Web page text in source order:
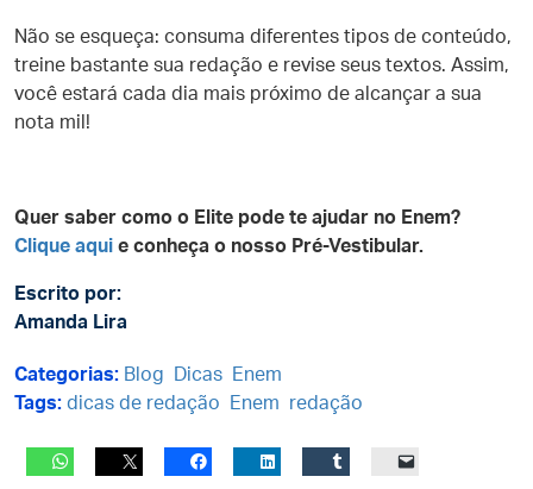
Não se esqueça: consuma diferentes tipos de conteúdo,
treine bastante sua redação e revise seus textos. Assim,
você estará cada dia mais próximo de alcançar a sua
nota mil!
Quer saber como o Elite pode te ajudar no Enem?
Clique aqui e conheça o nosso Pré-Vestibular.
Escrito por:
Amanda Lira
Categorias: Blog Dicas
Enem
Tags: dicas de redação Enem redação